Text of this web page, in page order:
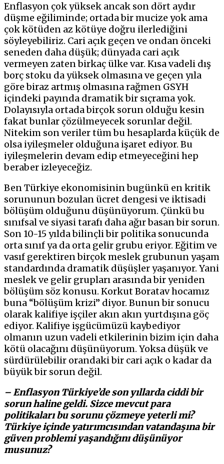
Enflasyon çok yüksek ancak son dört aydır
düşme eğiliminde; ortada bir mucize yok ama
çok kötüden az kötüye doğru ilerlediğini
söyleyebiliriz. Cari açık geçen ve ondan önceki
seneden daha düşük; dünyada cari açık
vermeyen zaten birkaç ülke var. Kısa vadeli dış
borç stoku da yüksek olmasına ve geçen yıla
göre biraz artmış olmasına rağmen GSYH
içindeki payında dramatik bir sıçrama yok.
Dolayısıyla ortada birçok sorun olduğu kesin
fakat bunlar çözülmeyecek sorunlar değil.
Nitekim son veriler tüm bu hesaplarda küçük de
olsa iyileşmeler olduğuna işaret ediyor. Bu
iyileşmelerin devam edip etmeyeceğini hep
beraber izleyeceğiz.
Ben Türkiye ekonomisinin bugünkü en kritik
sorununun bozulan ücret dengesi ve iktisadi
bölüşüm olduğunu düşünüyorum. Çünkü bu
sınıfsal ve siyasi tarafı daha ağır basan bir sorun.
Son 10-15 yılda bilinçli bir politika sonucunda
orta sınıf ya da orta gelir grubu eriyor. Eğitim ve
vasıf gerektiren birçok meslek grubunun yaşam
standardında dramatik düşüşler yaşanıyor. Yani
meslek ve gelir grupları arasında bir yeniden
bölüşüm söz konusu. Korkut Boratav hocamız
buna “bölüşüm krizi” diyor. Bunun bir sonucu
olarak kalifiye işçiler akın akın yurtdışına göç
ediyor. Kalifiye işgücümüzü kaybediyor
olmanın uzun vadeli etkilerinin bizim için daha
kötü olacağını düşünüyorum. Yoksa düşük ve
sürdürülebilir orandaki bir cari açık o kadar da
büyük bir sorun değil.
– Enflasyon Türkiye’de son yıllarda ciddi bir
sorun haline geldi. Sizce mevcut para
politikaları bu sorunu çözmeye yeterli mi?
Türkiye içinde yatırımcısından vatandaşına bir
güven problemi yaşandığını düşünüyor
musunuz?